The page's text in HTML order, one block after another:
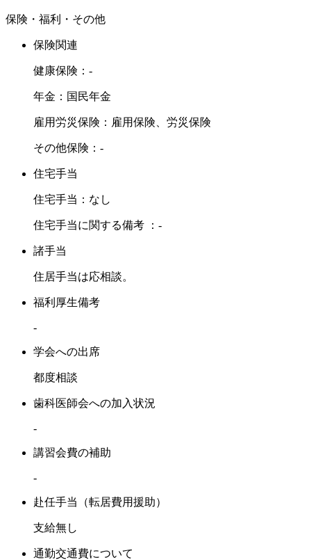
保険・福利・その他
保険関連
健康保険：-
年金：国民年金
雇用労災保険：雇用保険、労災保険
その他保険：-
住宅手当
住宅手当：なし
住宅手当に関する備考 ：-
諸手当
住居手当は応相談。
福利厚生備考
-
学会への出席
都度相談
歯科医師会への加入状況
-
講習会費の補助
-
赴任手当（転居費用援助）
支給無し
通勤交通費について